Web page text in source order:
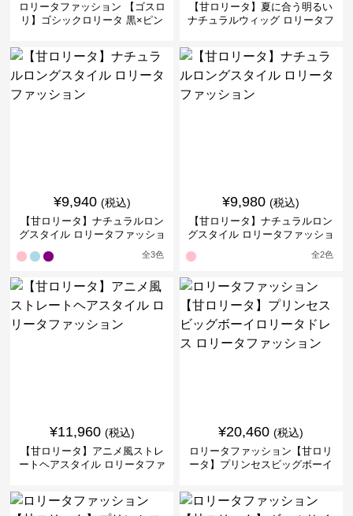
ロリータファッション 【ゴスロ
リ】ゴシックロリータ 黒×ピン
ジャンパースカート単品
【甘ロリータ】夏に合う明るい
ナチュラルウィッグ ロリータフ
¥9,940 (税込)
【甘ロリータ】ナチュラルロン
グスタイル ロリータファッショ
全3色
¥9,980 (税込)
【甘ロリータ】ナチュラルロン
グスタイル ロリータファッショ
全2色
¥11,960 (税込)
【甘ロリータ】アニメ風ストレ
ートヘアスタイル ロリータファ
¥20,460 (税込)
ロリータファッション【甘ロリ
ータ】プリンセスビッグボーイ